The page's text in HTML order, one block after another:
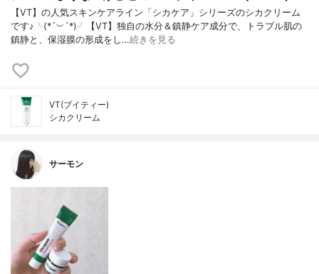
【VT】の人気スキンケアライン「シカケア」シリーズのシカクリーム
です♪╰(*´︶`*)╯【VT】独自の水分＆鎮静ケア成分で、トラブル肌の
鎮静と、保湿膜の形成をし…続きを見る
VT(ブイティー)
シカクリーム
サーモン